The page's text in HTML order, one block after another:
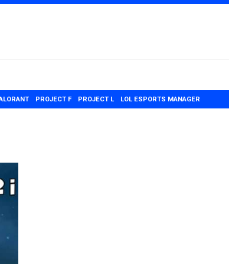
PROJECT F PROJECT L LOL ESPORTS MANAGER